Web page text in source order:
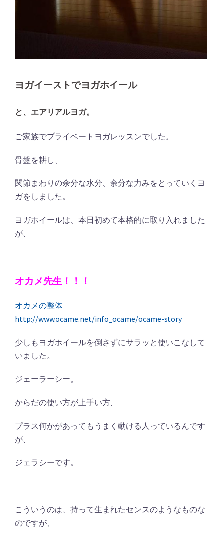
ヨガイーストでヨガホイール
と、エアリアルヨガ。
ご家族でプライベートヨガレッスンでした。
骨盤を耕し、
関節まわりの余分な水分、余分な力みをとっていくヨ
ガをしました。
ヨガホイールは、本日初めて本格的に取り入れました
が、
オカメ先生！！！
オカメの整体
http://www.ocame.net/info_ocame/ocame-story
少しもヨガホイールを倒さずにサラッと使いこなして
いました。
ジェーラーシー。
からだの使い方が上手い方、
プラス何かがあってもうまく動ける人っているんです
が、
ジェラシーです。
こういうのは、持って生まれたセンスのようなものな
のですが、